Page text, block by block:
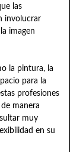
las
involucrar
imagen
la pintura, la
para la
profesiones
manera
muy
en su